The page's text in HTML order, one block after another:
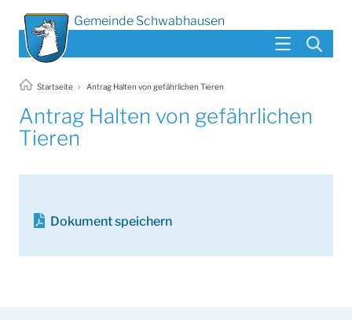
Gemeinde Schwabhausen
Startseite Antrag Halten von gefährlichen Tieren
Antrag Halten von gefährlichen
Tieren
Dokument speichern